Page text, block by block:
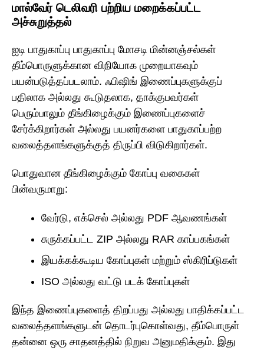
மால்வேர் டெலிவரி பற்றிய மறைக்கப்பட்ட
அச்சுறுத்தல்
ஐடி பாதுகாப்பு பாதுகாப்பு மோசடி மின்னஞ்சல்கள்
தீம்பொருளுக்கான விநியோக முறையாகவும்
பயன்படுத்தப்படலாம். ஃபிஷிங் இணைப்புகளுக்குப்
பதிலாக அல்லது கூடுதலாக, தாக்குபவர்கள்
பெரும்பாலும் தீங்கிழைக்கும் இணைப்புகளைச்
சேர்க்கிறார்கள் அல்லது பயனர்களை பாதுகாப்பற்ற
வலைத்தளங்களுக்குத் திருப்பி விடுகிறார்கள்.
பொதுவான தீங்கிழைக்கும் கோப்பு வகைகள்
பின்வருமாறு:
வேர்டு, எக்செல் அல்லது PDF ஆவணங்கள்
சுருக்கப்பட்ட ZIP அல்லது RAR காப்பகங்கள்
இயக்கக்கூடிய கோப்புகள் மற்றும் ஸ்கிரிப்டுகள்
ISO அல்லது வட்டு படக் கோப்புகள்
இந்த இணைப்புகளைத் திறப்பது அல்லது பாதிக்கப்பட்ட
வலைத்தளங்களுடன் தொடர்புகொள்வது, தீம்பொருள்
தன்னை ஒரு சாதனத்தில் நிறுவ அனுமதிக்கும். இது